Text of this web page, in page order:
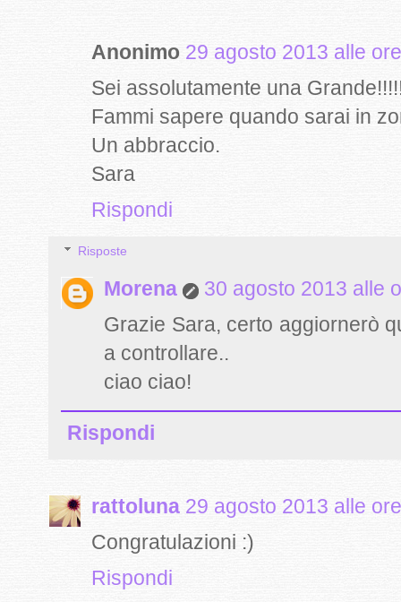
Anonimo 29 agosto 2013 alle
Sei assolutamente una
Fammi sapere quando sarai in
Un abbraccio.
Sara
Rispondi
Risposte
Morena
30 agosto 2013 alle
Grazie Sara, certo aggiornerò
a controllare..
ciao ciao!
Rispondi
rattoluna 29 agosto 2013 alle
Congratulazioni :)
Rispondi